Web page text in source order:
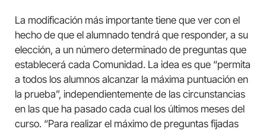
La modificación más importante tiene que ver con el
hecho de que el alumnado tendrá que responder, a su
elección, a un número determinado de preguntas que
establecerá cada Comunidad. La idea es que “permita
a todos los alumnos alcanzar la máxima puntuación en
la prueba”, independientemente de las circunstancias
en las que ha pasado cada cual los últimos meses del
curso. “Para realizar el máximo de preguntas fijadas